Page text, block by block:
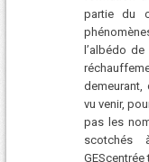
partie du
l’albédo
demeurant,
vu venir,
pas les
scotchés